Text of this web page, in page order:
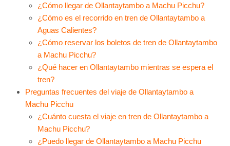
¿Cómo llegar de Ollantaytambo a Machu Picchu?
¿Cómo es el recorrido en tren de Ollantaytambo a
Aguas Calientes?
¿Cómo reservar los boletos de tren de Ollantaytambo
a Machu Picchu?
¿Qué hacer en Ollantaytambo mientras se espera el
tren?
Preguntas frecuentes del viaje de Ollantaytambo a
Machu Picchu
¿Cuánto cuesta el viaje en tren de Ollantaytambo a
Machu Picchu?
¿Puedo llegar de Ollantaytambo a Machu Picchu